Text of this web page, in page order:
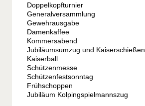
Doppelkopfturnier
Generalversammlung
Gewehrausgabe
Damenkaffee
Kommersabend
Jubiläumsumzug und Kaiserschießen
Kaiserball
Schützenmesse
Schützenfestsonntag
Frühschoppen
Jubiläum Kolpingspielmannszug